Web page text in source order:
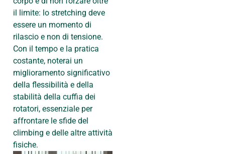
il limite: lo stretching deve
essere un momento di
rilascio e non di tensione.
Con il tempo e la pratica
costante, noterai un
miglioramento significativo
della flessibilità e della
stabilità della cuffia dei
rotatori, essenziale per
affrontare le sfide del
climbing e delle altre attività
fisiche.